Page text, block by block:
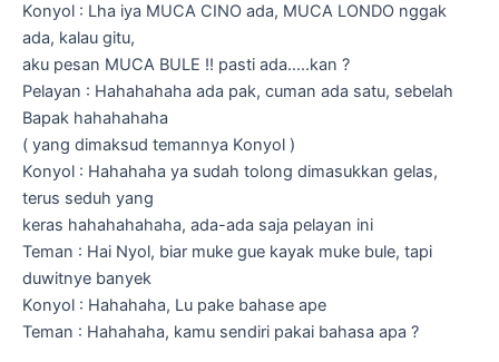
Konyol : Lha iya MUCA CINO ada, MUCA LONDO nggak
ada, kalau gitu,
aku pesan MUCA BULE !! pasti ada…..kan ?
Pelayan : Hahahahaha ada pak, cuman ada satu, sebelah
Bapak hahahahaha
( yang dimaksud temannya Konyol )
Konyol : Hahahaha ya sudah tolong dimasukkan gelas,
terus seduh yang
keras hahahahahaha, ada-ada saja pelayan ini
Teman : Hai Nyol, biar muke gue kayak muke bule, tapi
duwitnye banyek
Konyol : Hahahaha, Lu pake bahase ape
Teman : Hahahaha, kamu sendiri pakai bahasa apa ?